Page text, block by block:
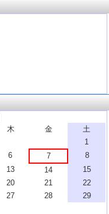
木 金
土
1
6 7
8
13 14
15
20 21
22
27 28
29